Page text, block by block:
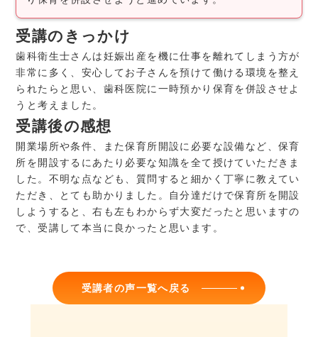
受講のきっかけ
歯科衛生士さんは妊娠出産を機に仕事を離れてしまう方が
非常に多く、安心してお子さんを預けて働ける環境を整え
られたらと思い、歯科医院に一時預かり保育を併設させよ
うと考えました。
受講後の感想
開業場所や条件、また保育所開設に必要な設備など、保育
所を開設するにあたり必要な知識を全て授けていただきま
した。不明な点なども、質問すると細かく丁寧に教えてい
ただき、とても助かりました。自分達だけで保育所を開設
しようすると、右も左もわからず大変だったと思いますの
で、受講して本当に良かったと思います。
受講者の声一覧へ戻る